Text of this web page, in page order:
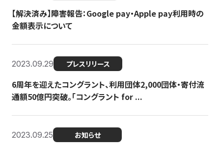
【解決済み】障害報告：Google pay・Apple pay利用時の
金額表示について
2023.09.29 プレスリリース
6周年を迎えたコングラント、利用団体2,000団体・寄付流
通額50億円突破。「コングラント for ...
2023.09.25 お知らせ